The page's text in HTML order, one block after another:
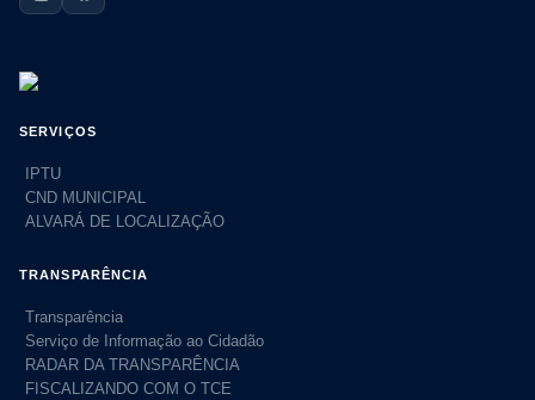
SERVIÇOS
IPTU
CND MUNICIPAL
ALVARÁ DE LOCALIZAÇÃO
TRANSPARÊNCIA
Transparência
Serviço de Informação ao Cidadão
RADAR DA TRANSPARÊNCIA
FISCALIZANDO COM O TCE